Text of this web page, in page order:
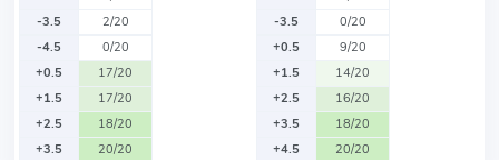
-3.5
2/20
-4.5
0/20
+0.5
17/20
+1.5
17/20
+2.5
18/20
+3.5
20/20
-3.5
0/20
+0.5
9/20
+1.5
14/20
+2.5
16/20
+3.5
18/20
+4.5
20/20